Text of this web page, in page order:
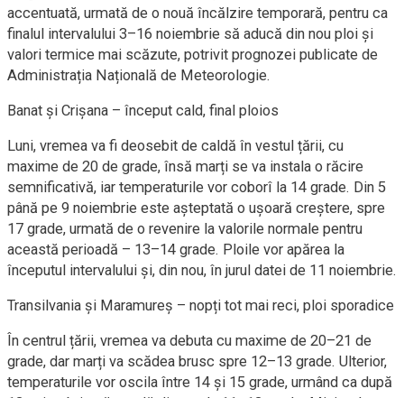
accentuată, urmată de o nouă încălzire temporară, pentru ca
finalul intervalului 3–16 noiembrie să aducă din nou ploi și
valori termice mai scăzute, potrivit prognozei publicate de
Administrația Națională de Meteorologie.
Banat și Crișana – început cald, final ploios
Luni, vremea va fi deosebit de caldă în vestul țării, cu
maxime de 20 de grade, însă marți se va instala o răcire
semnificativă, iar temperaturile vor coborî la 14 grade. Din 5
până pe 9 noiembrie este așteptată o ușoară creștere, spre
17 grade, urmată de o revenire la valorile normale pentru
această perioadă – 13–14 grade. Ploile vor apărea la
începutul intervalului și, din nou, în jurul datei de 11 noiembrie.
Transilvania și Maramureș – nopți tot mai reci, ploi sporadice
În centrul țării, vremea va debuta cu maxime de 20–21 de
grade, dar marți va scădea brusc spre 12–13 grade. Ulterior,
temperaturile vor oscila între 14 și 15 grade, urmând ca după